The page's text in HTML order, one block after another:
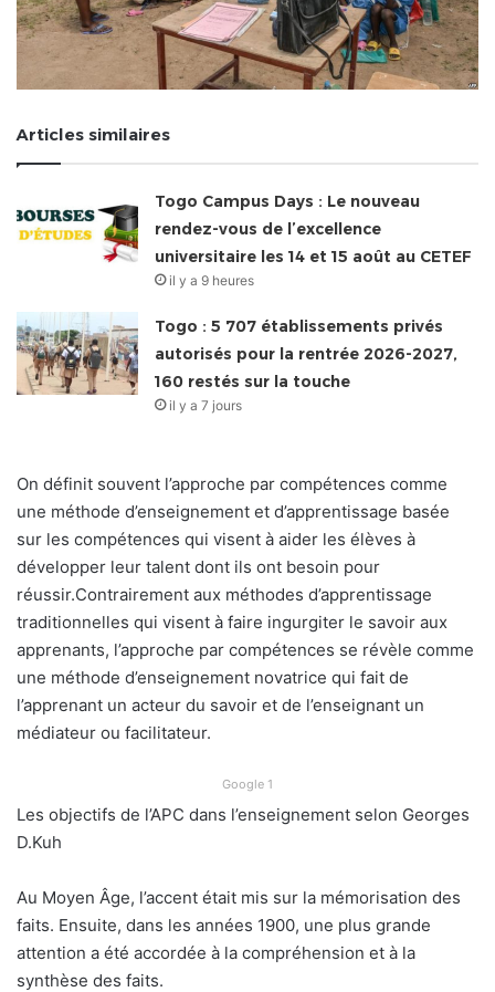
Articles similaires
Togo Campus Days : Le nouveau
rendez-vous de l’excellence
universitaire les 14 et 15 août au CETEF
il y a 9 heures
Togo : 5 707 établissements privés
autorisés pour la rentrée 2026-2027,
160 restés sur la touche
il y a 7 jours
On définit souvent l’approche par compétences comme
une méthode d’enseignement et d’apprentissage basée
sur les compétences qui visent à aider les élèves à
développer leur talent dont ils ont besoin pour
réussir.Contrairement aux méthodes d’apprentissage
traditionnelles qui visent à faire ingurgiter le savoir aux
apprenants, l’approche par compétences se révèle comme
une méthode d’enseignement novatrice qui fait de
l’apprenant un acteur du savoir et de l’enseignant un
médiateur ou facilitateur.
Google 1
Les objectifs de l’APC dans l’enseignement selon Georges
D.Kuh
Au Moyen Âge, l’accent était mis sur la mémorisation des
faits. Ensuite, dans les années 1900, une plus grande
attention a été accordée à la compréhension et à la
synthèse des faits.